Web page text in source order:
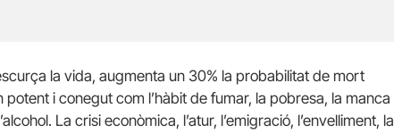
la vida, augmenta un 30% la probabilitat de mort
i conegut com l’hàbit de fumar, la pobresa, la manca
La crisi econòmica, l’atur, l’emigració, l’envelliment, la